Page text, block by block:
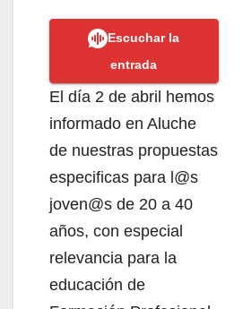
Escuchar la
entrada
El día 2 de abril hemos
informado en Aluche
de nuestras propuestas
especificas para l@s
joven@s de 20 a 40
años, con especial
relevancia para la
educación de